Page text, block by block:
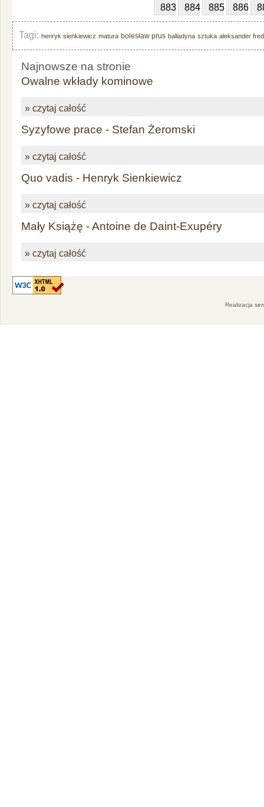
883 884 885 886
Tagi: henryk sienkiewicz matura bolesław prus balladyna sztuka aleksander
Najnowsze na stronie
Owalne wkłady kominowe
» czytaj całość
Syzyfowe prace - Stefan Żeromski
» czytaj całość
Quo vadis - Henryk Sienkiewicz
» czytaj całość
Mały Książę - Antoine de Daint-Exupéry
» czytaj całość
Realizacja